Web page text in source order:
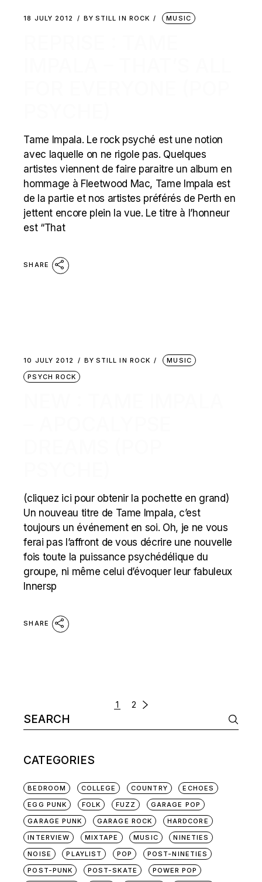
18 JULY 2012 BY STILL IN ROCK MUSIC
Tame Impala. Le rock psyché est une notion
avec laquelle on ne rigole pas. Quelques
artistes viennent de faire paraitre un album en
hommage à Fleetwood Mac, Tame Impala est
de la partie et nos artistes préférés de Perth en
jettent encore plein la vue. Le titre à l’honneur
est “That
SHARE
10 JULY 2012 BY STILL IN ROCK
MUSIC
PSYCH ROCK
(cliquez ici pour obtenir la pochette en grand)
Un nouveau titre de Tame Impala, c’est
toujours un événement en soi. Oh, je ne vous
ferai pas l’affront de vous décrire une nouvelle
fois toute la puissance psychédélique du
groupe, ni même celui d’évoquer leur fabuleux
Innersp
SHARE
NAVIGATION
1 2
Search
for:
CATEGORIES
BEDROOM COLLEGE COUNTRY
ECHOES
EGG PUNK
FOLK FUZZ
GARAGE POP
GARAGE PUNK
GARAGE ROCK
HARDCORE
INTERVIEW
MIXTAPE MUSIC
NINETIES
NOISE
PLAYLIST POP
POST-NINETIES
POST-PUNK
POST-SKATE POWER POP